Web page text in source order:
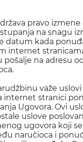
pravo
na snagu
datum kada
internet
pošalje na adresu
važe
internet stranici
Ugovora. Ovi
uslove
ugovora koji
naručioca i